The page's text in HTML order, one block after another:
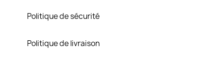
Politique de sécurité
Politique de livraison